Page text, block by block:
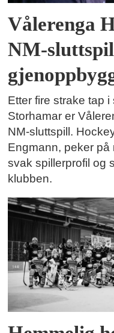
Vålerenga
NM-
Etter fire strake tap
Storhamar er
NM-sluttspill.
Engmann, peker på
svak spillerprofil og
klubben.